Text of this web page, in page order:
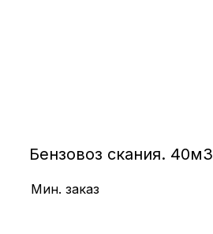
Бензовоз скания. 40м3
Мин. заказ